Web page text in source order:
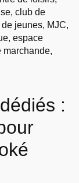
club de
jeunes, MJC,
espace
marchande,
: